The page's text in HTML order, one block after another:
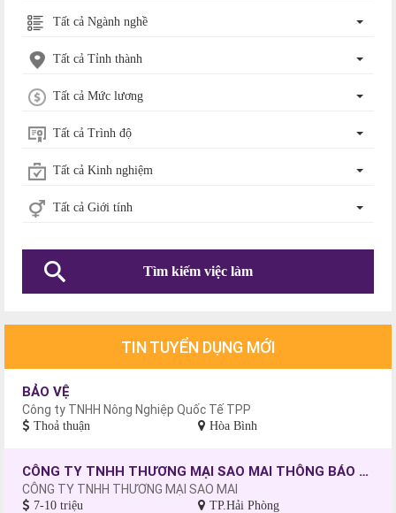
Tất cả Ngành nghề
Tất cả Tỉnh thành
Tất cả Mức lương
Tất cả Trình độ
Tất cả Kinh nghiệm
Tất cả Giới tính
Tìm kiếm việc làm
TIN TUYỂN DỤNG MỚI
BẢO VỆ
Công ty TNHH Nông Nghiệp Quốc Tế TPP
Thoả thuận Hòa Bình
CÔNG TY TNHH THƯƠNG MẠI SAO MAI THÔNG BÁO TUYỂN DỤNG CÔNG NHÂN MAY, CHƯA CÓ TAY NGHỀ SẼ ĐƯỢC ĐÀO TẠO.
CÔNG TY TNHH THƯƠNG MẠI SAO MAI
7-10 triệu TP.Hải Phòng